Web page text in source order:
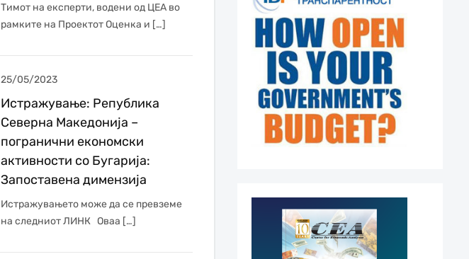
Тимот на експерти, водени од ЦЕА во
рамките на Проектот Оценка и […]
25/05/2023
Истражување: Република
Северна Македонија –
погранични економски
активности со Бугарија:
Запоставена димензија
Истражувањетo може да се превземе
на следниот ЛИНК Оваа […]